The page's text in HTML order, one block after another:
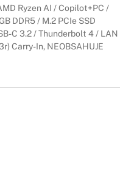
notebooky HP
Ryzen AI / Copilot+PC /
DDR5 / M.2 PCIe SSD
C 3.2 / Thunderbolt 4 / LAN
Carry-In, NEOBSAHUJE